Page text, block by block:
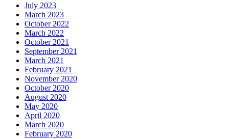
July 2023
March 2023
October 2022
March 2022
October 2021
September 2021
March 2021
February 2021
November 2020
October 2020
August 2020
May 2020
April 2020
March 2020
February 2020